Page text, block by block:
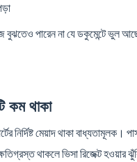
বুঝতেও পারেন না যে ডকুমেন্টে ভুল
কম থাকা
নির্দিষ্ট মেয়াদ থাকা বাধ্যতামূলক।
থাকলে ভিসা রিজেক্ট হওয়ার